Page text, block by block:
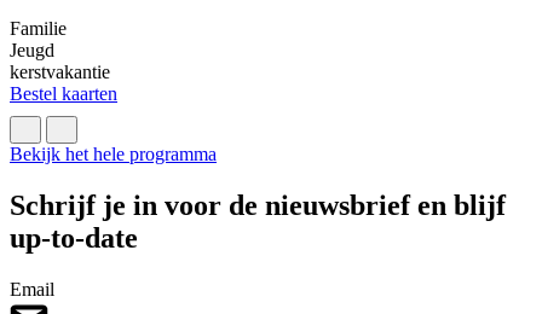
Familie
Jeugd
kerstvakantie
Bestel kaarten
Bekijk het hele programma
Schrijf je in voor de nieuwsbrief en blijf
up-to-date
Email